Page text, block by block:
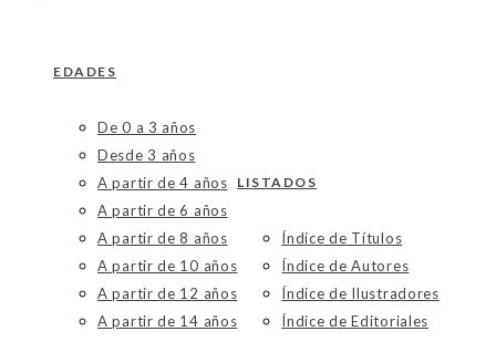
EDADES
De 0 a 3 años
Desde 3 años
A partir de 4 años
A partir de 6 años
A partir de 8 años
A partir de 10 años
A partir de 12 años
A partir de 14 años
LISTADOS
Índice de Títulos
Índice de Autores
Índice de Ilustradores
Índice de Editoriales